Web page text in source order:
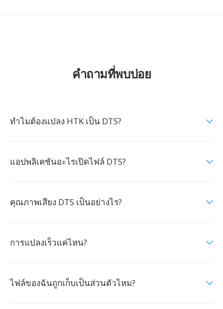
คำถามที่พบบ่อย
ทำไมต้องแปลง HTK เป็น DTS?
แอปพลิเคชันอะไรเปิดไฟล์ DTS?
คุณภาพเสียง DTS เป็นอย่างไร?
การแปลงเร็วแค่ไหน?
ไฟล์ของฉันถูกเก็บเป็นส่วนตัวไหม?